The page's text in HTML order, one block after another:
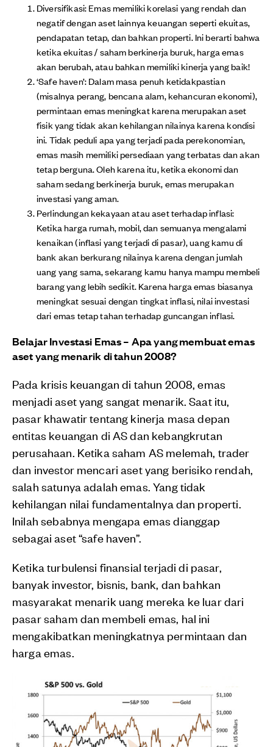
Diversifikasi: Emas memiliki korelasi yang rendah dan
negatif dengan aset lainnya keuangan seperti ekuitas,
pendapatan tetap, dan bahkan properti. Ini berarti bahwa
ketika ekuitas / saham berkinerja buruk, harga emas
akan berubah, atau bahkan memiliki kinerja yang baik!
‘Safe haven’: Dalam masa penuh ketidakpastian
(misalnya perang, bencana alam, kehancuran ekonomi),
permintaan emas meningkat karena merupakan aset
fisik yang tidak akan kehilangan nilainya karena kondisi
ini. Tidak peduli apa yang terjadi pada perekonomian,
emas masih memiliki persediaan yang terbatas dan akan
tetap berguna. Oleh karena itu, ketika ekonomi dan
saham sedang berkinerja buruk, emas merupakan
investasi yang aman.
Perlindungan kekayaan atau aset terhadap inflasi:
Ketika harga rumah, mobil, dan semuanya mengalami
kenaikan (inflasi yang terjadi di pasar), uang kamu di
bank akan berkurang nilainya karena dengan jumlah
uang yang sama, sekarang kamu hanya mampu membeli
barang yang lebih sedikit. Karena harga emas biasanya
meningkat sesuai dengan tingkat inflasi, nilai investasi
dari emas tetap tahan terhadap guncangan inflasi.
Belajar Investasi Emas – Apa yang membuat emas
aset yang menarik di tahun 2008?
Pada krisis keuangan di tahun 2008, emas
menjadi aset yang sangat menarik. Saat itu,
pasar khawatir tentang kinerja masa depan
entitas keuangan di AS dan kebangkrutan
perusahaan. Ketika saham AS melemah, trader
dan investor mencari aset yang berisiko rendah,
salah satunya adalah emas. Yang tidak
kehilangan nilai fundamentalnya dan properti.
Inilah sebabnya mengapa emas dianggap
sebagai aset “safe haven”.
Ketika turbulensi finansial terjadi di pasar,
banyak investor, bisnis, bank, dan bahkan
masyarakat menarik uang mereka ke luar dari
pasar saham dan membeli emas, hal ini
mengakibatkan meningkatnya permintaan dan
harga emas.